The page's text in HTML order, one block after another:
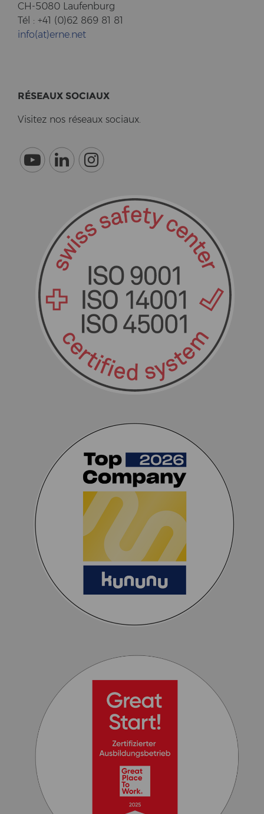
CH-5080 Lau­fen­burg
Tél : +41 (0)62 869 81 81
info(at)erne.net
RÉSEAUX SO­CI­AUX
Vi­si­tez nos réseaux so­ci­aux.